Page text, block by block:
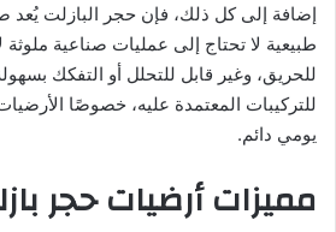
إضافة إلى كل ذلك، فإن حجر البازلت يُعد
طبيعية لا تحتاج إلى عمليات صناعية ملوثة
للحريق، وغير قابل للتحلل أو التفكك
للتركيبات المعتمدة عليه، خصوصًا
يومي دائم.
مميزات أرضيات حجر